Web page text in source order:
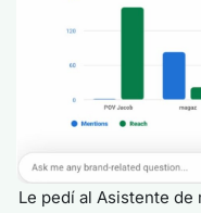
Le pedí al Asistente